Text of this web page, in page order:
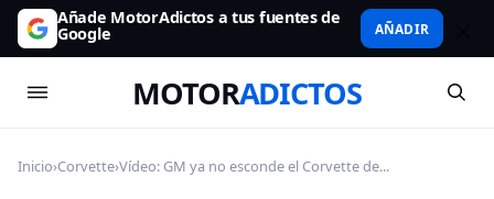
Añade MotorAdictos a tus fuentes de
Google AÑADIR
MOTORADICTOS
Inicio›Corvette›Vídeo: GM ya no esconde el Corvette de...